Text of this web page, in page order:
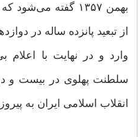
بهمن ۱۳۵۷ گفته
وارد و در نهایت با
سلطنت پهلوی در بیست و
انقلاب اسلامی ایران به